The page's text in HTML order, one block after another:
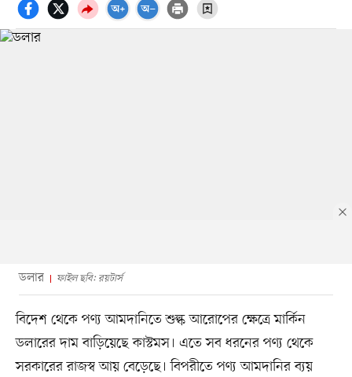
ডলার ফাইল ছবি: রয়টার্স
বিদেশ থেকে পণ্য আমদানিতে শুল্ক আরোপের ক্ষেত্রে মার্কিন
ডলারের দাম বাড়িয়েছে কাস্টমস। এতে সব ধরনের পণ্য থেকে
সরকারের রাজস্ব আয় বেড়েছে। বিপরীতে পণ্য আমদানির ব্যয়